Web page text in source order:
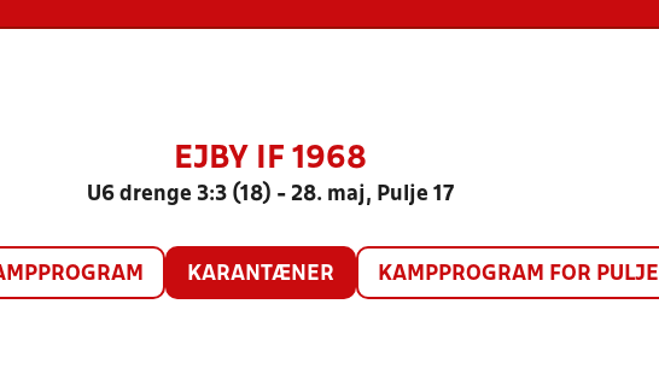
EJBY IF 1968
U6 drenge 3:3 (18) - 28. maj, Pulje 17
KARANTÆNER KAMPPROGRAM FOR PULJE